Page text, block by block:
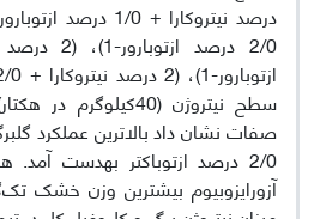
سطح نیتروژن
صفات نشان داد بالاترین عملکرد
آزورایزوبیوم بیشترین وزن خشک